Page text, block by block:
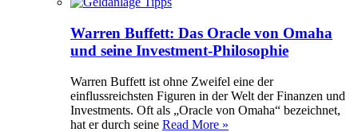
Warren Buffett: Das Oracle von Omaha
und seine Investment-Philosophie
Warren Buffett ist ohne Zweifel eine der
einflussreichsten Figuren in der Welt der Finanzen und
Investments. Oft als „Oracle von Omaha“ bezeichnet,
hat er durch seine Read More »